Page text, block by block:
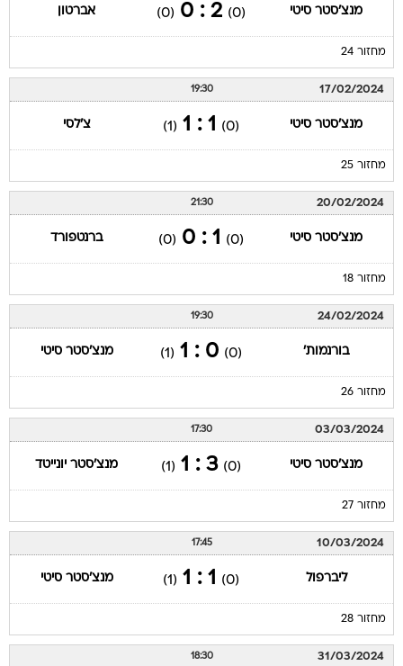
מנצ'סטר סיטי (0)
2 : 0
(0) אברטון
מחזור 24
17/02/2024
19:30
מנצ'סטר סיטי (0)
1 : 1
(1) צ'לסי
מחזור 25
20/02/2024
21:30
מנצ'סטר סיטי (0)
1 : 0
(0) ברנטפורד
מחזור 18
24/02/2024
19:30
בורנמות' (0)
0 : 1
(1) מנצ'סטר סיטי
מחזור 26
03/03/2024
17:30
מנצ'סטר סיטי (0)
3 : 1
(1) מנצ'סטר יונייטד
מחזור 27
10/03/2024
17:45
ליברפול (0)
1 : 1
(1) מנצ'סטר סיטי
מחזור 28
31/03/2024
18:30